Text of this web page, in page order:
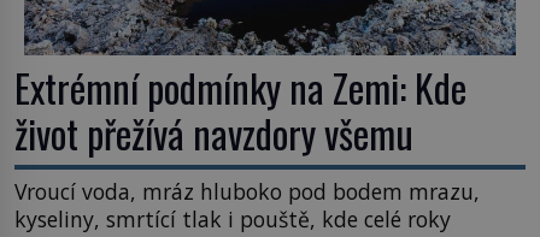
Extrémní podmínky na Zemi: Kde
život přežívá navzdory všemu
Vroucí voda, mráz hluboko pod bodem mrazu,
kyseliny, smrtící tlak i pouště, kde celé roky